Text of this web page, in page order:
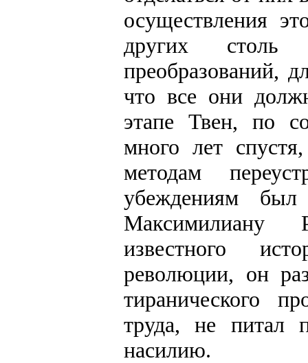
осуществления
других столь
преобразований,
что все они
этапе Твен, по
много лет
методам
убеждениям
Максимилиану
известного
революции, он
тиранического
труда, не питал
насилию.